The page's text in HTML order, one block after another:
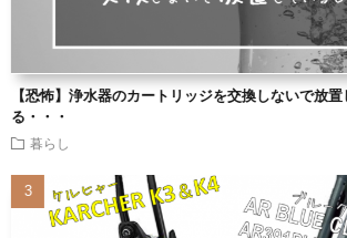
【恐怖】浄水器のカートリッジを交換しないで放
る・・・
暮らし